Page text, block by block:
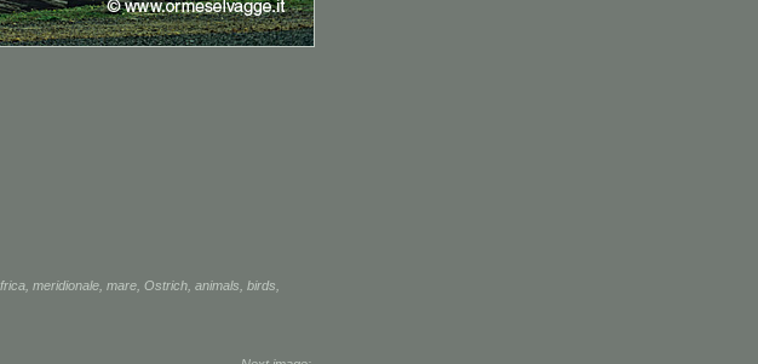
meridionale mare Ostrich animals birds